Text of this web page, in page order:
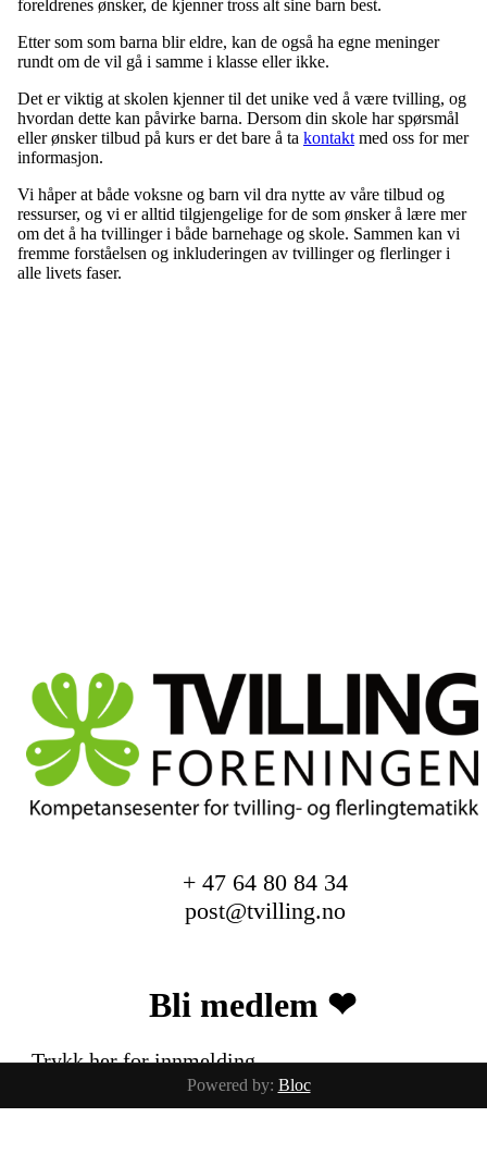
foreldrenes ønsker, de kjenner tross alt sine barn best.
Etter som som barna blir eldre, kan de også ha egne meninger
rundt om de vil gå i samme i klasse eller ikke.
Det er viktig at skolen kjenner til det unike ved å være tvilling, og
hvordan dette kan påvirke barna. Dersom din skole har spørsmål
eller ønsker tilbud på kurs er det bare å ta kontakt med oss for mer
informasjon.
Vi håper at både voksne og barn vil dra nytte av våre tilbud og
ressurser, og vi er alltid tilgjengelige for de som ønsker å lære mer
om det å ha tvillinger i både barnehage og skole. Sammen kan vi
fremme forståelsen og inkluderingen av tvillinger og flerlinger i
alle livets faser.
+ 47 64 80 84 34
post@tvilling.no
Bli medlem ❤︎
Trykk her for innmelding
Powered by: Bloc